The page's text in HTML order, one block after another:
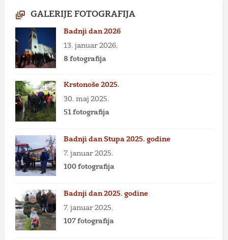
GALERIJE FOTOGRAFIJA
Badnji dan 2026
13. januar 2026.
8 fotografija
Krstonoše 2025.
30. maj 2025.
51 fotografija
Badnji dan Stupa 2025. godine
7. januar 2025.
100 fotografija
Badnji dan 2025. godine
7. januar 2025.
107 fotografija